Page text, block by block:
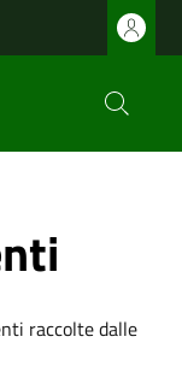
raccolte dalle